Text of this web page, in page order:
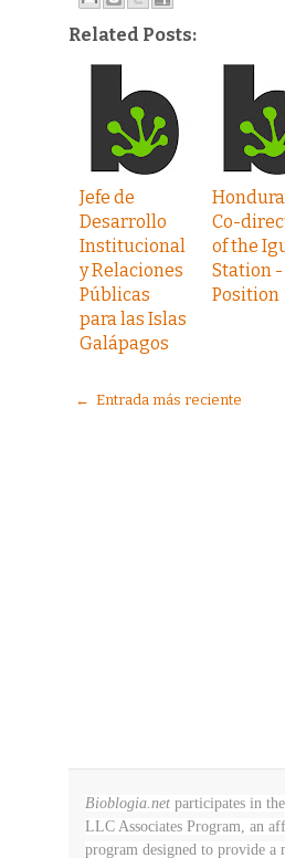
Related Posts:
Jefe de
Desarrollo
Institucional
y Relaciones
Públicas
para las Islas
Galápagos
Co-
of the
Station ­
Position
← Entrada más reciente
Bioblogia.net participates in
LLC Associates Program, an
program designed to provide a